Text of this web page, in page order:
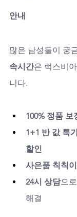
안내
많은 남성들이 궁
속시간은 럭스비
니다.
100% 정품 보
1+1 반 값 특
할인
사은품 칙칙이
24시 상담으
해결